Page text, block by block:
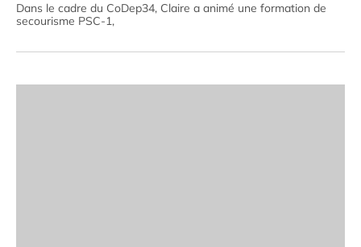
Dans le cadre du CoDep34, Claire a animé une formation de
secourisme PSC-1,